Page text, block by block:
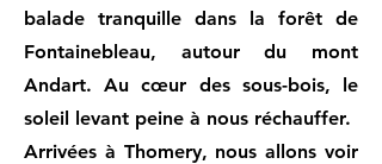
balade tranquille dans la forêt de
Fontainebleau, autour du mont
Andart. Au cœur des sous-bois, le
soleil levant peine à nous réchauffer.
Arrivées à Thomery, nous allons voir